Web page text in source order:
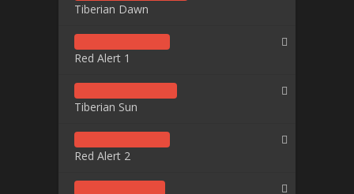
Tiberian Dawn
Red Alert 1
Tiberian Sun
Red Alert 2